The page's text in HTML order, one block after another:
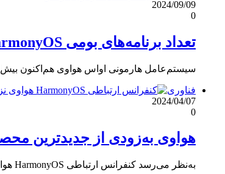
2024/09/09
0
تعداد برنامه‌های بومی HarmonyOS به 4000 رسید
سیستم‌عامل هارمونی اواس هواوی هم‌اکنون بیش‌از 4000 برنامه بومی
فناوری
2024/04/07
0
هواوی به‌زودی از جدیدترین
به‌نظر می‌رسد کنفرانس ارتباطی HarmonyOS هواوی در فصل بهار به‌زودی برگزار می‌شود.